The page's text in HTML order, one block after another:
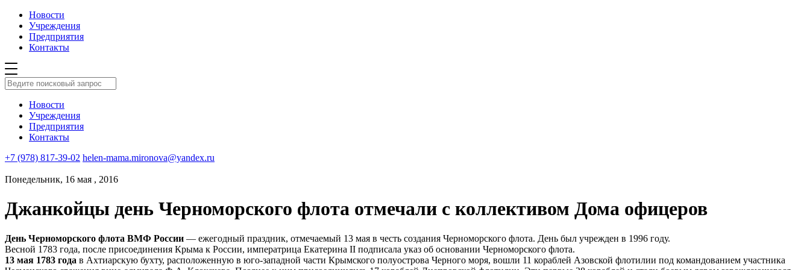
Новости
Учреждения
Предприятия
Контакты
Новости
Учреждения
Предприятия
Контакты
+7 (978) 817-39-02 helen-mama.mironova@yandex.ru
Понедельник, 16 мая , 2016
Джанкойцы день Черноморского флота отмечали с коллективом Дома офицеров
День Черноморского флота ВМФ России — ежегодный праздник, отмечаемый 13 мая в честь создания Черноморского флота. День был учрежден в 1996 году.
Весной 1783 года, после присоединения Крыма к России, императрица Екатерина II подписала указ об основании Черноморского флота.
13 мая 1783 года в Ахтиарскую бухту, расположенную в юго-западной части Крымского полуострова Черного моря, вошли 11 кораблей Азовской флотилии под командованием участника